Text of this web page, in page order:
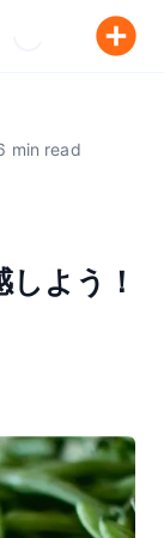
min read
よう！